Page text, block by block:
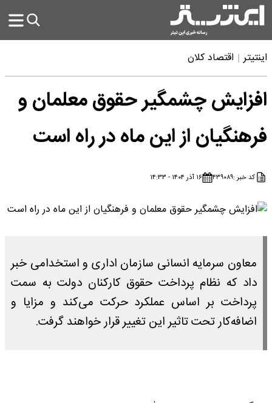
اینتیتر اقتصاد کلان
افزایش چشمگیر حقوق معلمان و
فرهنگیان از این ماه در راه است
کد خبر :۴۳۹۰۸۹ ۱۶ آذر ۱۴۰۴ - ۱۴:۳۳
معاون سرمایه انسانی سازمان اداری و استخدامی خبر
داد که نظام پرداخت حقوق کارکنان دولت به سمت
پرداخت بر اساس عملکرد حرکت می‌کند و مزایا و
اضافه‌کار تحت تاثیر این تغییر قرار خواهند گرفت.